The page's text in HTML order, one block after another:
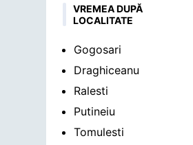
VREMEA DUPĂ
LOCALITATE
Gogosari
Draghiceanu
Ralesti
Putineiu
Tomulesti